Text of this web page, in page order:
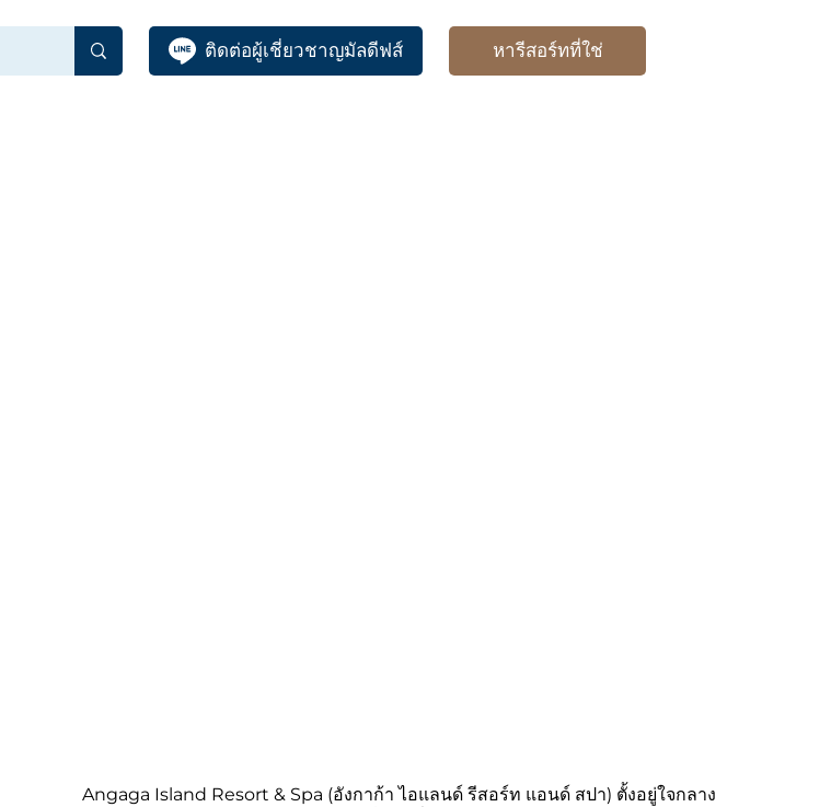
ติดต่อผู้เชี่ยวชาญมัลดีฟส์ หารีสอร์ทที่ใช่
Angaga Island Resort & Spa (อังกาก้า ไอแลนด์ รีสอร์ท แอนด์ สปา) ตั้งอยู่ใจกลาง